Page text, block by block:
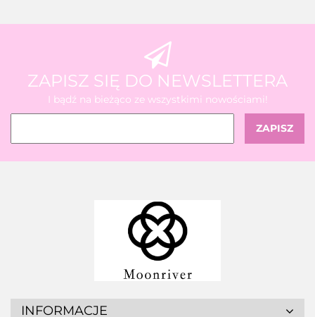
ZAPISZ SIĘ DO NEWSLETTERA
I bądź na bieżąco ze wszystkimi nowościami!
INFORMACJE